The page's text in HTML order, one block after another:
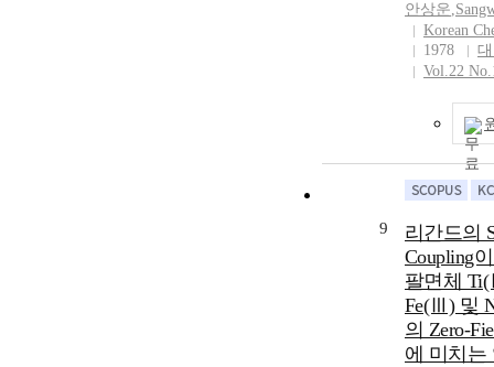
two center
of Mulliken.
parallel
polarizability
experimental
those of
and MINDO/
perpendicuar
the
closer to the
values than
안상운,
Korean
1978
Vol.22
9
리간드의
Coupling
팔면체
Fe(Ⅲ) 및
의 Zero-
에 미치는